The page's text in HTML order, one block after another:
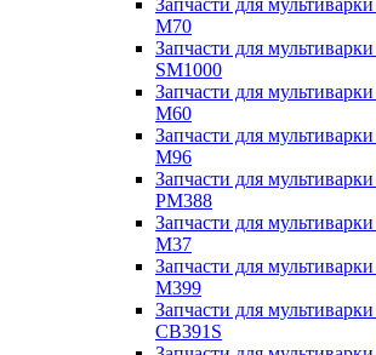
Запчасти для
M70
Запчасти для
SM1000
Запчасти для
M60
Запчасти для
M96
Запчасти для
PM388
Запчасти для
M37
Запчасти для
M399
Запчасти для
CB391S